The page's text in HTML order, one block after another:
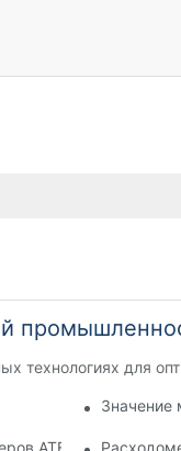
технологиях для
Значение